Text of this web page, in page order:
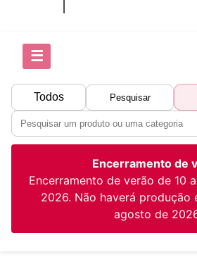
☰
Todos Pesquisar
Encerramento de
Encerramento de verão de 10
2026. Não haverá produção
agosto de